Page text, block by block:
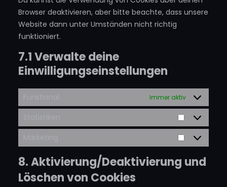
Browser deaktivieren, aber bitte beachte, dass unsere
Website dann unter Umständen nicht richtig
funktioniert.
7.1 Verwalte deine
Einwilligungseinstellungen
Immer aktiv
Statistiken
Marketing
8. Aktivierung/Deaktivierung und
Löschen von Cookies